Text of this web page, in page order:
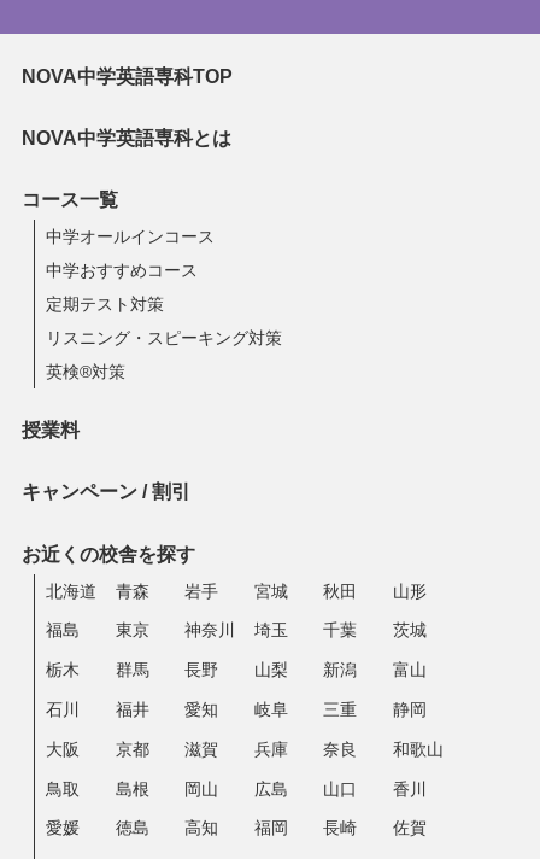
NOVA中学英語専科TOP
NOVA中学英語専科とは
コース一覧
中学オールインコース
中学おすすめコース
定期テスト対策
リスニング・スピーキング対策
英検®対策
授業料
キャンペーン / 割引
お近くの校舎を探す
北海道 青森 岩手 宮城 秋田 山形
福島 東京 神奈川 埼玉 千葉 茨城
栃木 群馬 長野 山梨 新潟 富山
石川 福井 愛知 岐阜 三重 静岡
大阪 京都 滋賀 兵庫 奈良 和歌山
鳥取 島根 岡山 広島 山口 香川
愛媛 徳島 高知 福岡 長崎 佐賀